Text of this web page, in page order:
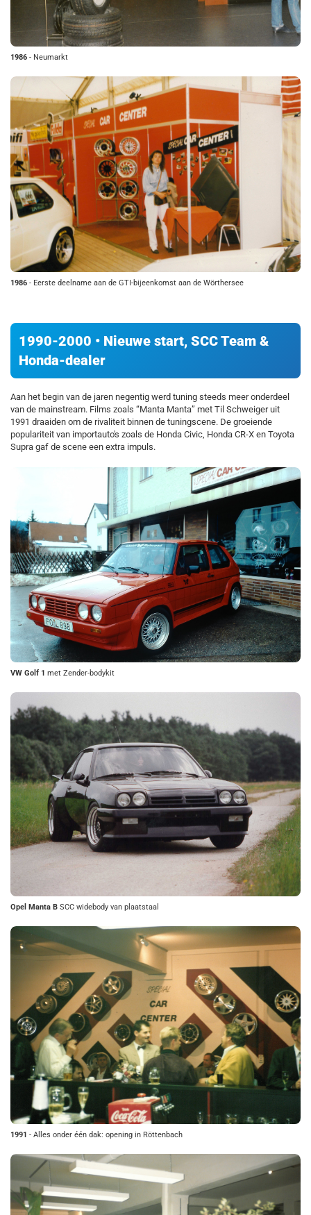
1986 - Neumarkt
1986 - Eerste deelname aan de GTI-bijeenkomst aan de Wörthersee
1990-2000 • Nieuwe start, SCC Team &
Honda-dealer
Aan het begin van de jaren negentig werd tuning steeds meer onderdeel
van de mainstream. Films zoals “Manta Manta” met Til Schweiger uit
1991 draaiden om de rivaliteit binnen de tuningscene. De groeiende
populariteit van importauto's zoals de Honda Civic, Honda CR-X en Toyota
Supra gaf de scene een extra impuls.
VW Golf 1 met Zender-bodykit
Opel Manta B SCC widebody van plaatstaal
1991 - Alles onder één dak: opening in Röttenbach